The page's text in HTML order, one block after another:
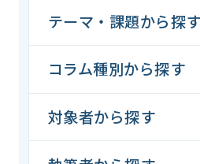
テーマ・課題から探す
コラム種別から探す
対象者から探す